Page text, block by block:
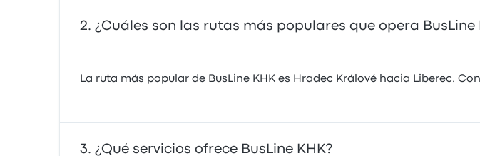
¿Cuáles son las rutas más populares que opera BusLine
La ruta más popular de BusLine KHK es Hradec Králové hacia Liberec.
¿Qué servicios ofrece BusLine KHK?